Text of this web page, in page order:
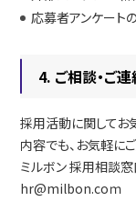
応募者アンケート
4. ご相談・ご
採用活動に関してお
内容でも、お気軽に
ミルボン 採用相談窓
hr@milbon.coｍ